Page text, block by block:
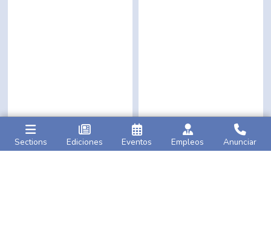
Sections Ediciones Eventos Empleos Anunciar